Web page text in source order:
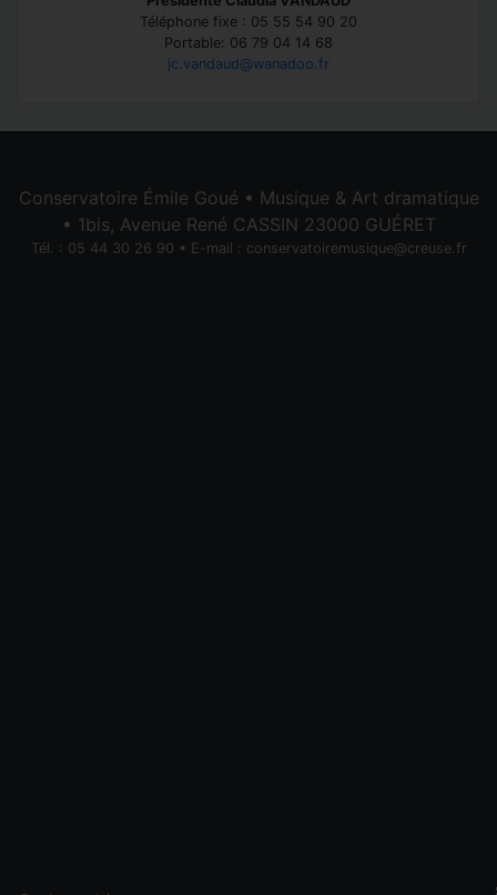
Téléphone fixe : 05 55 54 90 20
Portable: 06 79 04 14 68
jc.vandaud@wanadoo.fr
Conservatoire Émile Goué • Musique & Art dramatique
• 1bis, Avenue René CASSIN 23000 GUÉRET
Tél. : 05 44 30 26 90 • E-mail : conservatoiremusique@creuse.fr